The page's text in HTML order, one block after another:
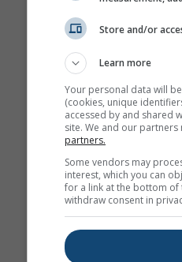
Store and/or
Learn more
Your personal data will
(cookies, unique
accessed by and shared
site. We and our
partners.
Some vendors may
interest, which you can
for a link at the bottom of
withdraw consent in